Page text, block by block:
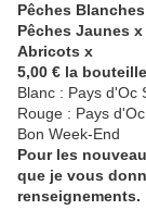
Pêches
Pêches Jaunes x
Abricots x
5,00 € la bouteille
Blanc : Pays d'Oc
Rouge : Pays
Bon Week-End
Pour les
que je vous
renseignements.